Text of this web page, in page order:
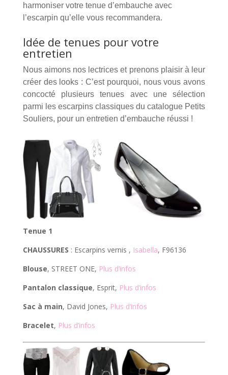
harmoniser votre tenue d’embauche avec
l’escarpin qu’elle vous recommandera.
Idée de tenues pour votre
entretien
Nous aimons nos lectrices et prenons plaisir à leur
créer des looks : C’est pourquoi, nous vous avons
concocté plusieurs tenues avec une sélection
parmi les escarpins classiques du catalogue Petits
Souliers, pour un entretien d’embauche réussi !
Tenue 1
CHAUSSURES : Escarpins vernis , Isabella, F96136
Blouse, STREET ONE, Plus d’infos
Pantalon classique, Esprit, Plus d’infos
Sac à main, David Jones, Plus d’infos
Bracelet, Plus d’infos